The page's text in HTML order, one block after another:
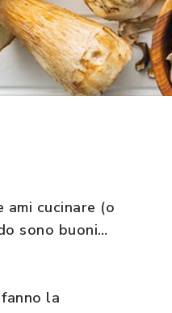
cucinare (o
sono buoni…
la